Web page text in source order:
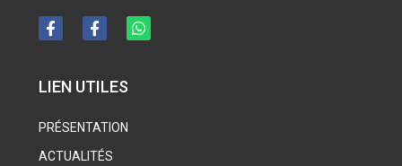
LIEN UTILES
PRÉSENTATION
ACTUALITÉS